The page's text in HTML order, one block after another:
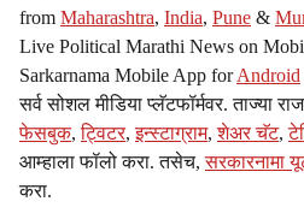
from Maharashtra, India, Pune &
Live Political Marathi News on
Sarkarnama Mobile App forAndroid
सर्व सोशल मीडिया प्लॅटफॉर्मवर. ताज्या
फेसबुक,ट्विटर,इन्स्टाग्राम,शेअर चॅट,
आम्हाला फॉलो करा. तसेच,सरकारनामा
करा.